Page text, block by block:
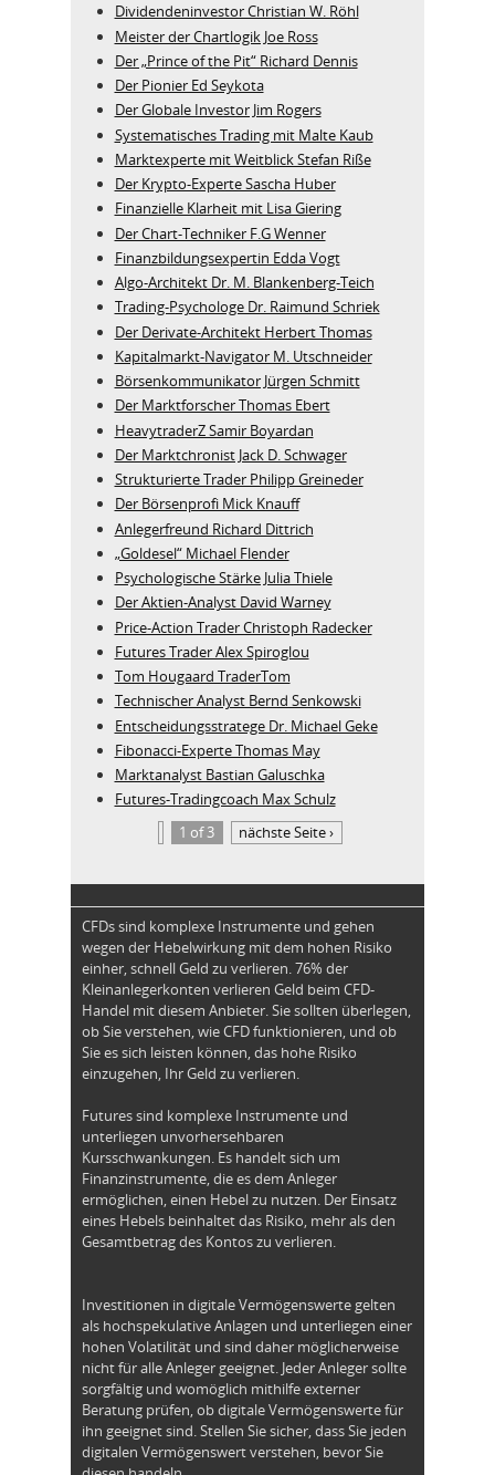
Dividendeninvestor Christian W. Röhl
Meister der Chartlogik Joe Ross
Der „Prince of the Pit“ Richard Dennis
Der Pionier Ed Seykota
Der Globale Investor Jim Rogers
Systematisches Trading mit Malte Kaub
Marktexperte mit Weitblick Stefan Riße
Der Krypto-Experte Sascha Huber
Finanzielle Klarheit mit Lisa Giering
Der Chart-Techniker F.G Wenner
Finanzbildungsexpertin Edda Vogt
Algo‑Architekt Dr. M. Blankenberg‑Teich
Trading-Psychologe Dr. Raimund Schriek
Der Derivate‑Architekt Herbert Thomas
Kapitalmarkt-Navigator M. Utschneider
Börsenkommunikator Jürgen Schmitt
Der Marktforscher Thomas Ebert
HeavytraderZ Samir Boyardan
Der Marktchronist Jack D. Schwager
Strukturierte Trader Philipp Greineder
Der Börsenprofi Mick Knauff
Anlegerfreund Richard Dittrich
„Goldesel“ Michael Flender
Psychologische Stärke Julia Thiele
Der Aktien-Analyst David Warney
Price-Action Trader Christoph Radecker
Futures Trader Alex Spiroglou
Tom Hougaard TraderTom
Technischer Analyst Bernd Senkowski
Entscheidungsstratege Dr. Michael Geke
Fibonacci-Experte Thomas May
Marktanalyst Bastian Galuschka
Futures-Tradingcoach Max Schulz
1 of 3
nächste Seite ›
CFDs sind komplexe Instrumente und gehen
wegen der Hebelwirkung mit dem hohen Risiko
einher, schnell Geld zu verlieren. 76% der
Kleinanlegerkonten verlieren Geld beim CFD-
Handel mit diesem Anbieter. Sie sollten überlegen,
ob Sie verstehen, wie CFD funktionieren, und ob
Sie es sich leisten können, das hohe Risiko
einzugehen, Ihr Geld zu verlieren.
Futures sind komplexe Instrumente und
unterliegen unvorhersehbaren
Kursschwankungen. Es handelt sich um
Finanzinstrumente, die es dem Anleger
ermöglichen, einen Hebel zu nutzen. Der Einsatz
eines Hebels beinhaltet das Risiko, mehr als den
Gesamtbetrag des Kontos zu verlieren.
Investitionen in digitale Vermögenswerte gelten
als hochspekulative Anlagen und unterliegen einer
hohen Volatilität und sind daher möglicherweise
nicht für alle Anleger geeignet. Jeder Anleger sollte
sorgfältig und womöglich mithilfe externer
Beratung prüfen, ob digitale Vermögenswerte für
ihn geeignet sind. Stellen Sie sicher, dass Sie jeden
digitalen Vermögenswert verstehen, bevor Sie